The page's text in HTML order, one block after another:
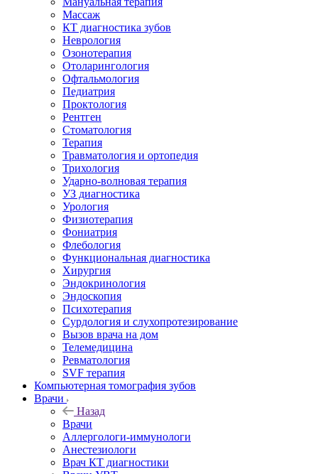
Массаж
КТ диагностика зубов
Неврология
Озонотерапия
Отоларингология
Офтальмология
Педиатрия
Проктология
Рентген
Стоматология
Терапия
Травматология и ортопедия
Трихология
Ударно-волновая терапия
УЗ диагностика
Урология
Физиотерапия
Фониатрия
Флебология
Функциональная диагностика
Хирургия
Эндокринология
Эндоскопия
Психотерапия
Сурдология и слухопротезирование
Вызов врача на дом
Телемедицина
Ревматология
SVF терапия
Компьютерная томография зубов
Врачи
Назад
Врачи
Аллергологи-иммунологи
Анестезиологи
Врач КТ диагностики